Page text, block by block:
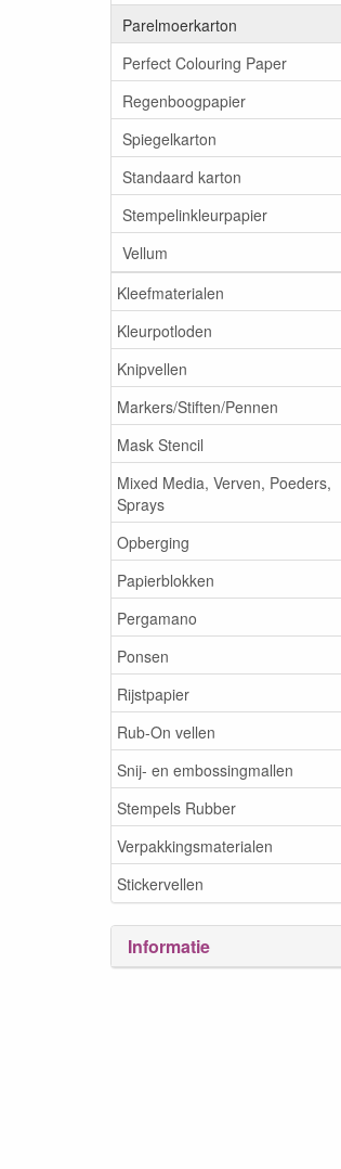
Parelmoerkarton
Perfect Colouring Paper
Regenboogpapier
Spiegelkarton
Standaard karton
Stempelinkleurpapier
Vellum
Kleefmaterialen
Kleurpotloden
Knipvellen
Markers/Stiften/Pennen
Mask Stencil
Mixed Media, Verven, Poeders,
Sprays
Opberging
Papierblokken
Pergamano
Ponsen
Rijstpapier
Rub-On vellen
Snij- en embossingmallen
Stempels Rubber
Verpakkingsmaterialen
Stickervellen
Informatie